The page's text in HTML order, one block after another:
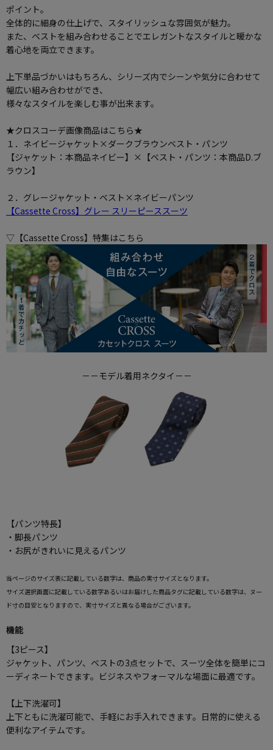
ポイント。
全体的に細身の仕上げで、スタイリッシュな雰囲気が魅力。
また、ベストを組み合わせることでエレガントなスタイルと暖かな
着心地を両立できます。
上下単品づかいはもちろん、シリーズ内でシーンや気分に合わせて
幅広い組み合わせができ、
様々なスタイルを楽しむ事が出来ます。
★クロスコーデ画像商品はこちら★
１．ネイビージャケット×ダークブラウンベスト・パンツ
【ジャケット：本商品ネイビー】×【ベスト・パンツ：本商品D.ブ
ラウン】
２．グレージャケット・ベスト×ネイビーパンツ
【Cassette Cross】グレー スリーピーススーツ
▽【Cassette Cross】特集はこちら
－－モデル着用ネクタイ－－
【パンツ特長】
・脚長パンツ
・お尻がきれいに見えるパンツ
当ページのサイズ表に記載している数字は、商品の実寸サイズとなります。
サイズ選択画面に記載している数字あるいはお届けした商品タグに記載している数字は、ヌー
ド寸の目安となりますので、実寸サイズと異なる場合がございます。
機能
【3ピース】
ジャケット、パンツ、ベストの3点セットで、スーツ全体を簡単にコ
ーディネートできます。ビジネスやフォーマルな場面に最適です。
【上下洗濯可】
上下ともに洗濯可能で、手軽にお手入れできます。日常的に使える
便利なアイテムです。